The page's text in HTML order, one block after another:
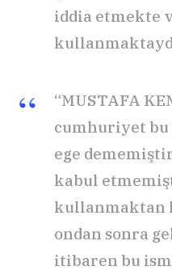
iddia etmekte
“MUSTAFA
cumhuriyet bu
ege
kabul
kullanmaktan
ondan sonra
itibaren bu